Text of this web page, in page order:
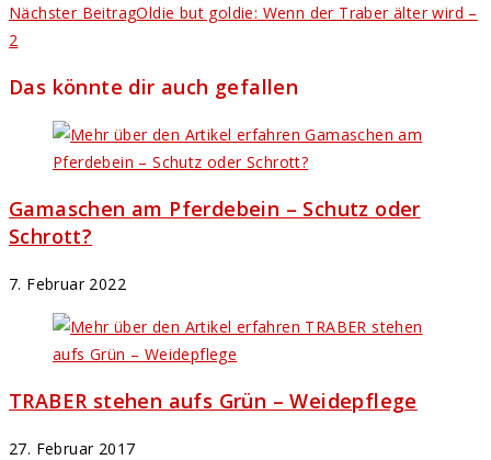
Nächster BeitragOldie but goldie: Wenn der Traber älter wird –
2
Das könnte dir auch gefallen
Gamaschen am Pferdebein – Schutz oder
Schrott?
7. Februar 2022
TRABER stehen aufs Grün – Weidepflege
27. Februar 2017